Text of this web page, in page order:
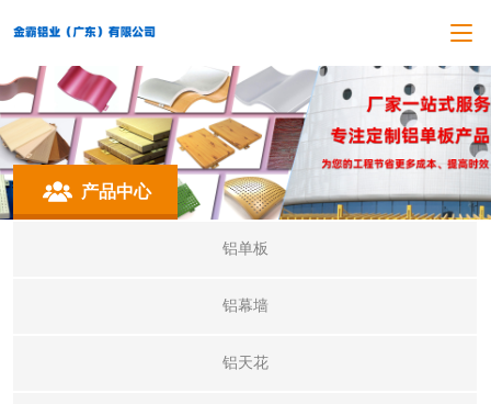
产品中心
铝单板
铝幕墙
铝天花